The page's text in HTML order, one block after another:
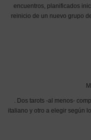
encuentros, planificados
reinicio de un nuevo grupo
. Dos tarots -al menos-
italiano y otro a elegir según